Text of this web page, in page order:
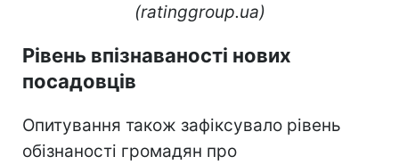
(ratinggroup.ua)
Рівень впізнаваності нових
посадовців
Опитування також зафіксувало рівень
обізнаності громадян про